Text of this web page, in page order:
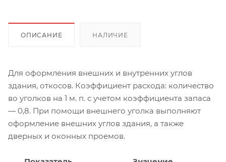
ОПИСАНИЕ НАЛИЧИЕ
Для оформления внешних и внутренних углов
здания, откосов. Коэффициент расхода: количество
во уголков на 1 м. п. с учетом коэффициента запаса
— 0,8. При помощи внешнего уголка выполняют
оформление внешних углов здания, а также
дверных и оконных проемов.